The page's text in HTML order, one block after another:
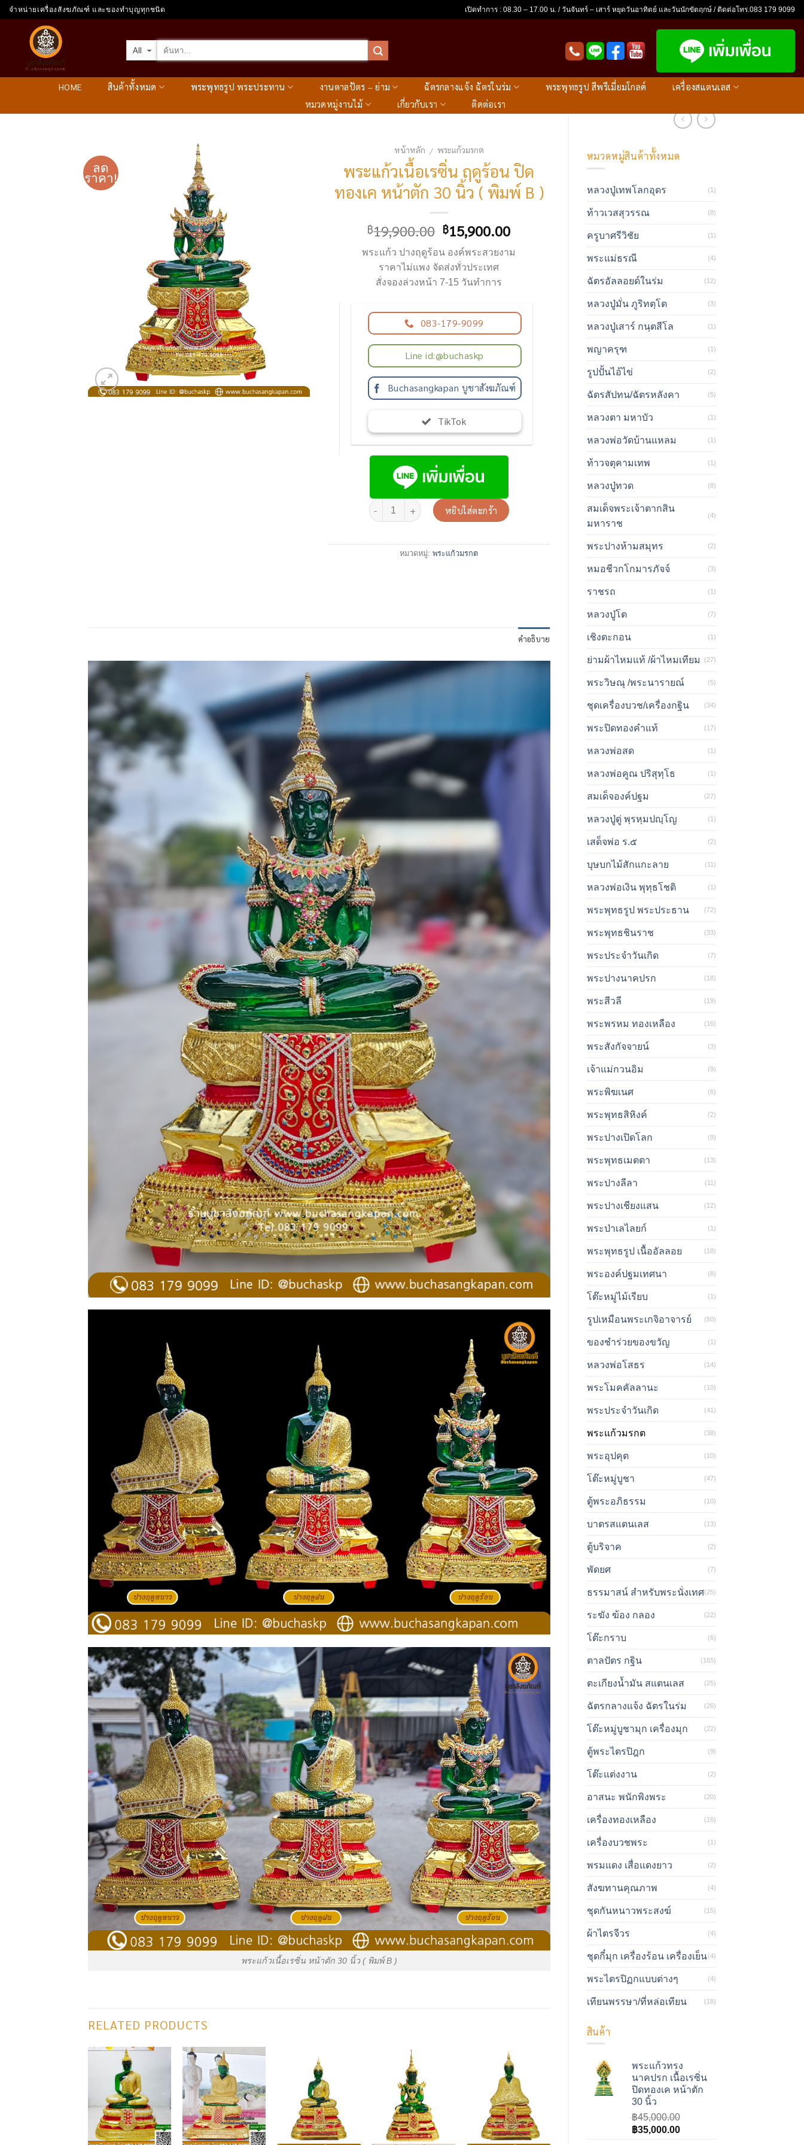
Skip
to
content
จำหน่ายเครื่องสังฆภัณฑ์ และของทำบุญทุกชนิด เปิดทำการ : 08.30 – 17.00 น. / วันจันทร์ – เสาร์ หยุดวันอาทิตย์ และวันนักขัตฤกษ์ / ติดต่อโทร.083 179 9099
HOME สินค้าทั้งหมด พระพุทธรูป พระประทาน งานตาลปัตร – ย่าม ฉัตรกลางแจ้ง ฉัตรในร่ม พระพุทธรูป สีพรีเมี่ยมโกลด์
เครื่องสแตนเลส
หมวดหมู่งานไม้
เกี่ยวกับเรา ติดต่อเรา
ลด
ราคา!
หน้าหลัก / พระแก้วมรกต
พระแก้วเนื้อเรซิ่น ฤดูร้อน ปิด
ทองเค หน้าตัก 30 นิ้ว ( พิมพ์ B )
฿19,900.00 Original
price
was:
฿19,900.00.
฿15,900.00Current
is:
พระแก้ว ปางฤดูร้อน องค์พระสวยงาม
ราคาไม่แพง จัดส่งทั่วประเทศ
สั่งจองล่วงหน้า 7-15 วันทำการ
083-179-9099
Line id:@buchaskp
Buchasangkapan บูชาสังฆภัณฑ์
TikTok
หยิบใส่ตะกร้า
หมวดหมู่:พระแก้วมรกต
คำอธิบาย
พระแก้วเนื้อเรซิ่น หน้าตัก 30 นิ้ว ( พิมพ์ B )
RELATED PRODUCTS
หมวดหมู่สินค้าทั้งหมด
หลวงปู่เทพโลกอุดร (1)
ท้าวเวสสุวรรณ (8)
ครูบาศรีวิชัย (1)
พระแม่ธรณี (4)
ฉัตรอัลลอยด์ในร่ม (12)
หลวงปู่มั่น ภูริทตฺโต (3)
หลวงปู่เสาร์ กนฺตสีโล (1)
พญาครุฑ (1)
รูปปั้นไอ้ไข่ (2)
ฉัตรสัปทน/ฉัตรหลังคา (5)
หลวงตา มหาบัว (1)
หลวงพ่อวัดบ้านแหลม (1)
ท้าวจตุคามเทพ (1)
หลวงปู่ทวด (8)
สมเด็จพระเจ้าตากสิน
มหาราช
(4)
พระปางห้ามสมุทร (2)
หมอชีวกโกมารภัจจ์ (3)
ราชรถ (1)
หลวงปู่โต (7)
เชิงตะกอน (1)
ย่ามผ้าไหมแท้ /ผ้าไหมเทียม (27)
พระวิษณุ /พระนารายณ์ (5)
ชุดเครื่องบวช/เครื่องกฐิน (34)
พระปิดทองคำแท้ (17)
หลวงพ่อสด (1)
หลวงพ่อคูณ ปริสุทฺโธ (1)
สมเด็จองค์ปฐม (27)
หลวงปู่ดู่ พฺรหฺมปญฺโญ (1)
เสด็จพ่อ ร.๕ (2)
บุษบกไม้สักแกะลาย (11)
หลวงพ่อเงิน พุทฺธโชติ (1)
พระพุทธรูป พระประธาน (72)
พระพุทธชินราช (33)
พระประจำวันเกิด (7)
พระปางนาคปรก (18)
พระสีวลี (19)
พระพรหม ทองเหลือง (16)
พระสังกัจจายน์ (3)
เจ้าแม่กวนอิม (9)
พระพิฆเนศ (6)
พระพุทธสิหิงค์ (2)
พระปางเปิดโลก (9)
พระพุทธเมตตา (13)
พระปางลีลา (11)
พระปางเชียงแสน (12)
พระป่าเลไลยก์ (1)
พระพุทธรูป เนื้ออัลลอย (18)
พระองค์ปฐมเทศนา (8)
โต๊ะหมู่ไม้เรียบ (1)
รูปเหมือนพระเกจิอาจารย์ (50)
ของชำร่วยของขวัญ (1)
หลวงพ่อโสธร (14)
พระโมคคัลลานะ (10)
พระประจำวันเกิด (41)
พระแก้วมรกต (38)
พระอุปคุต (10)
โต๊ะหมู่บูชา (47)
ตู้พระอภิธรรม (10)
บาตรสแตนเลส (13)
ตู้บริจาค (2)
พัดยศ (7)
ธรรมาสน์ สำหรับพระนั่งเทศ(25)
ระฆัง ฆ้อง กลอง (22)
โต๊ะกราบ (6)
ตาลปัตร กฐิน (165)
ตะเกียงน้ำมัน สแตนเลส (25)
ฉัตรกลางแจ้ง ฉัตรในร่ม (26)
โต๊ะหมู่บูชามุก เครื่องมุก (22)
ตู้พระไตรปิฎก (9)
โต๊ะแต่งงาน (2)
อาสนะ พนักพิงพระ (20)
เครื่องทองเหลือง (16)
เครื่องบวชพระ (1)
พรมแดง เสื่อแดงยาว (2)
สังฆทานคุณภาพ (4)
ชุดกันหนาวพระสงฆ์ (15)
ผ้าไตรจีวร (4)
ชุดกี๋มุก เครื่องร้อน เครื่องเย็น (4)
พระไตรปิฏกแบบต่างๆ (4)
เทียนพรรษา/ที่หล่อเทียน (18)
สินค้า
พระแก้วทรง
นาคปรก เนื้อเรซิ่น
ปิดทองเค หน้าตัก
30 นิ้ว
฿45,000.00
Original
฿35,000.00Current